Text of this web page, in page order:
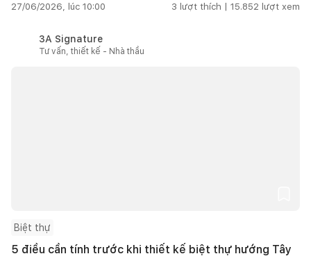
27/06/2026, lúc 10:00 3 lượt thích | 15.852 lượt xem
3A Signature
Tư vấn, thiết kế - Nhà thầu
Biệt thự
5 điều cần tính trước khi thiết kế biệt thự hướng Tây